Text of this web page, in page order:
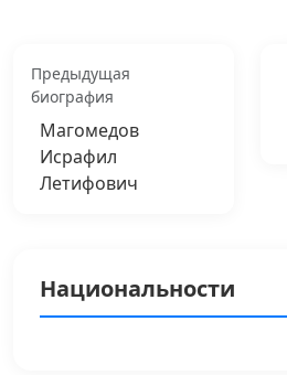
Предыдущая
биография
Магомедов
Исрафил
Летифович
Национальности